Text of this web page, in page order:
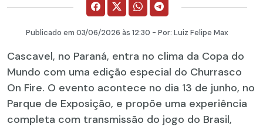
Publicado em 03/06/2026 às 12:30 - Por: Luiz Felipe Max
Cascavel, no Paraná, entra no clima da Copa do
Mundo com uma edição especial do Churrasco
On Fire. O evento acontece no dia 13 de junho, no
Parque de Exposição, e propõe uma experiência
completa com transmissão do jogo do Brasil,